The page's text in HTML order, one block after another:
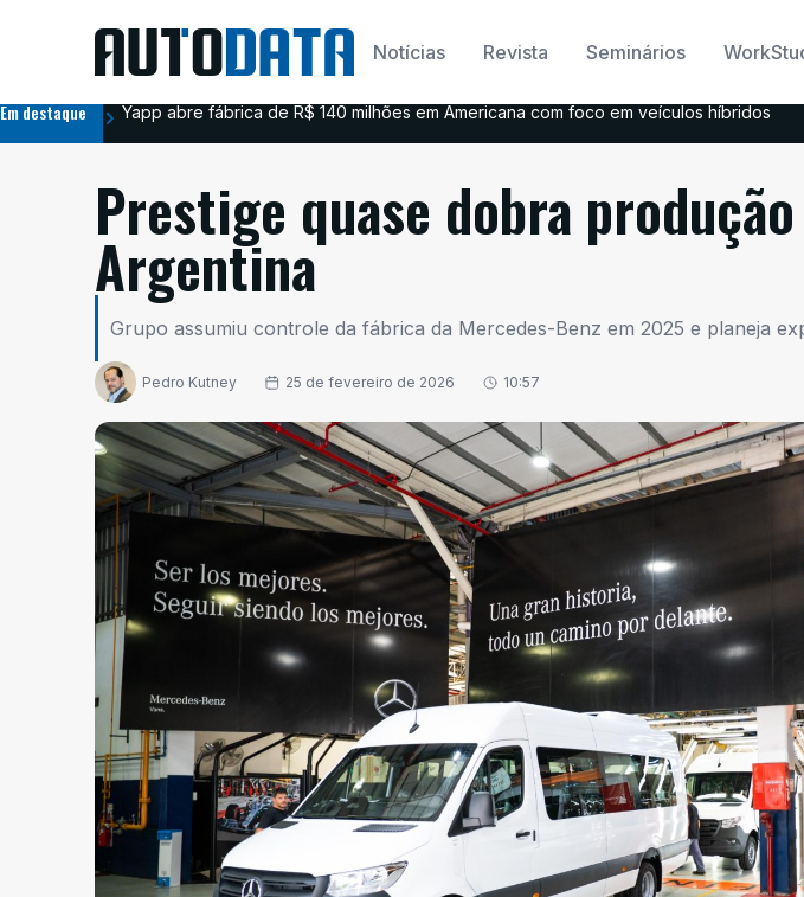
Notícias Revista Seminários
Em destaque Yapp abre fábrica de R$ 140 milhões em Americana com foco em veículos híbridos
Prestige quase dobra
Argentina
Grupo assumiu controle da fábrica da Mercedes-Benz em 2025 e planeja
Pedro Kutney 25 de fevereiro de 2026 10:57